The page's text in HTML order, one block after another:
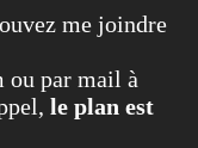
me joindre
ou par mail à
le plan est